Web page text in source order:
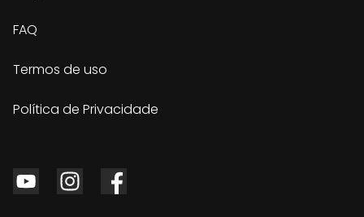
FAQ
Termos de uso
Política de Privacidade